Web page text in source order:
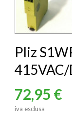
Pliz
72,95 €
iva esclusa